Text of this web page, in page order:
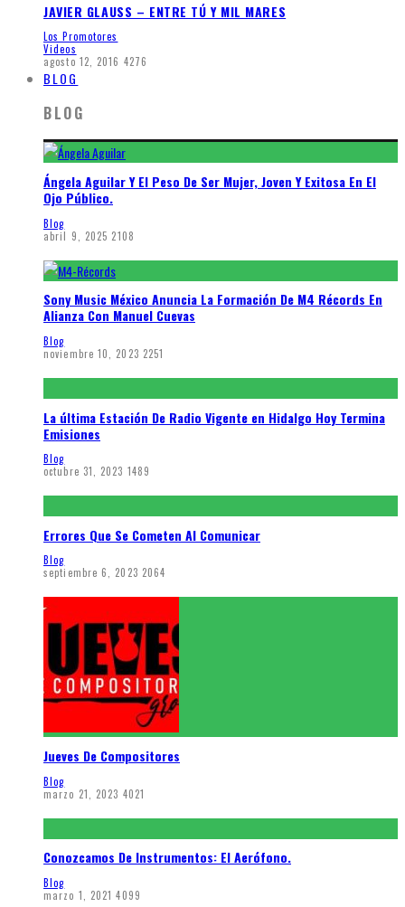
JAVIER GLAUSS – ENTRE TÚ Y MIL MARES
Los Promotores
Videos
agosto 12, 2016 4276
BLOG
BLOG
Ángela Aguilar Y El Peso De Ser Mujer, Joven Y Exitosa En El
Ojo Público.
Blog
abril 9, 2025 2108
Sony Music México Anuncia La Formación De M4 Récords En
Alianza Con Manuel Cuevas
Blog
noviembre 10, 2023 2251
La última Estación De Radio Vigente en Hidalgo Hoy Termina
Emisiones
Blog
octubre 31, 2023 1489
Errores Que Se Cometen Al Comunicar
Blog
septiembre 6, 2023 2064
Jueves De Compositores
Blog
marzo 21, 2023 4021
Conozcamos De Instrumentos: El Aerófono.
Blog
marzo 1, 2021 4099